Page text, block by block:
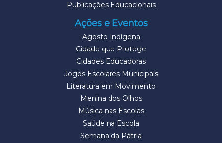
Publicações Educacionais
Ações e Eventos
Agosto Indígena
Cidade que Protege
Cidades Educadoras
Jogos Escolares Municipais
Literatura em Movimento
Menina dos Olhos
Música nas Escolas
Saúde na Escola
Semana da Pátria